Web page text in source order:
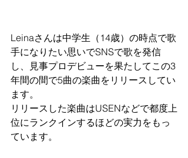
Leinaさんは中学生（14歳）の時点で歌
手になりたい思いでSNSで歌を発信
し、見事プロデビューを果たしてこの3
年間の間で5曲の楽曲をリリースしてい
ます。
リリースした楽曲はUSENなどで都度上
位にランクインするほどの実力をもっ
ています。